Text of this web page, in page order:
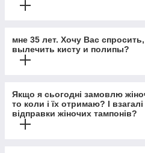
мне 35 лет. Хочу Вас
вылечить кисту и полипы?
Якщо я сьогодні замовлю
то коли і їх отримаю? І
відправки жіночих тампонів?